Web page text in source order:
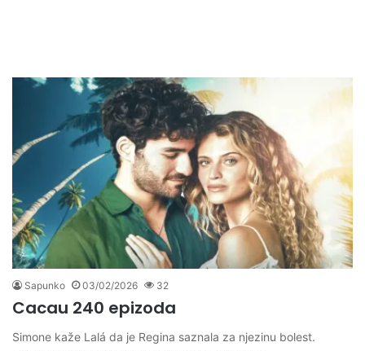
Sapunko 03/02/2026 32
Cacau 240 epizoda
Simone kaže Lalá da je Regina saznala za njezinu bolest.